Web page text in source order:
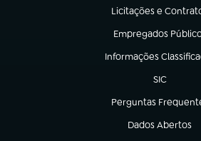
Licitações e
(abre em nova aba)
Empregados
(abre em nova aba)
Informações
(abre em nova aba)
SIC
(abre em
Perguntas
(abre em nova aba)
Dados Abertos
(abre em nova